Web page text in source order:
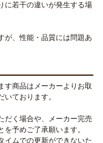
に若干の違いが発生する場
が、性能・品質には問題あ
す商品はメーカーよりお取
ております。
だく場合や、メーカー完売
予めご了承願います。
イムでの更新ができないた